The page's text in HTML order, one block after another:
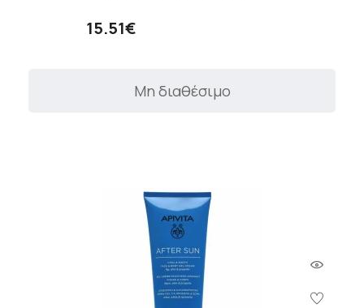
15.51€
Μη διαθέσιμο